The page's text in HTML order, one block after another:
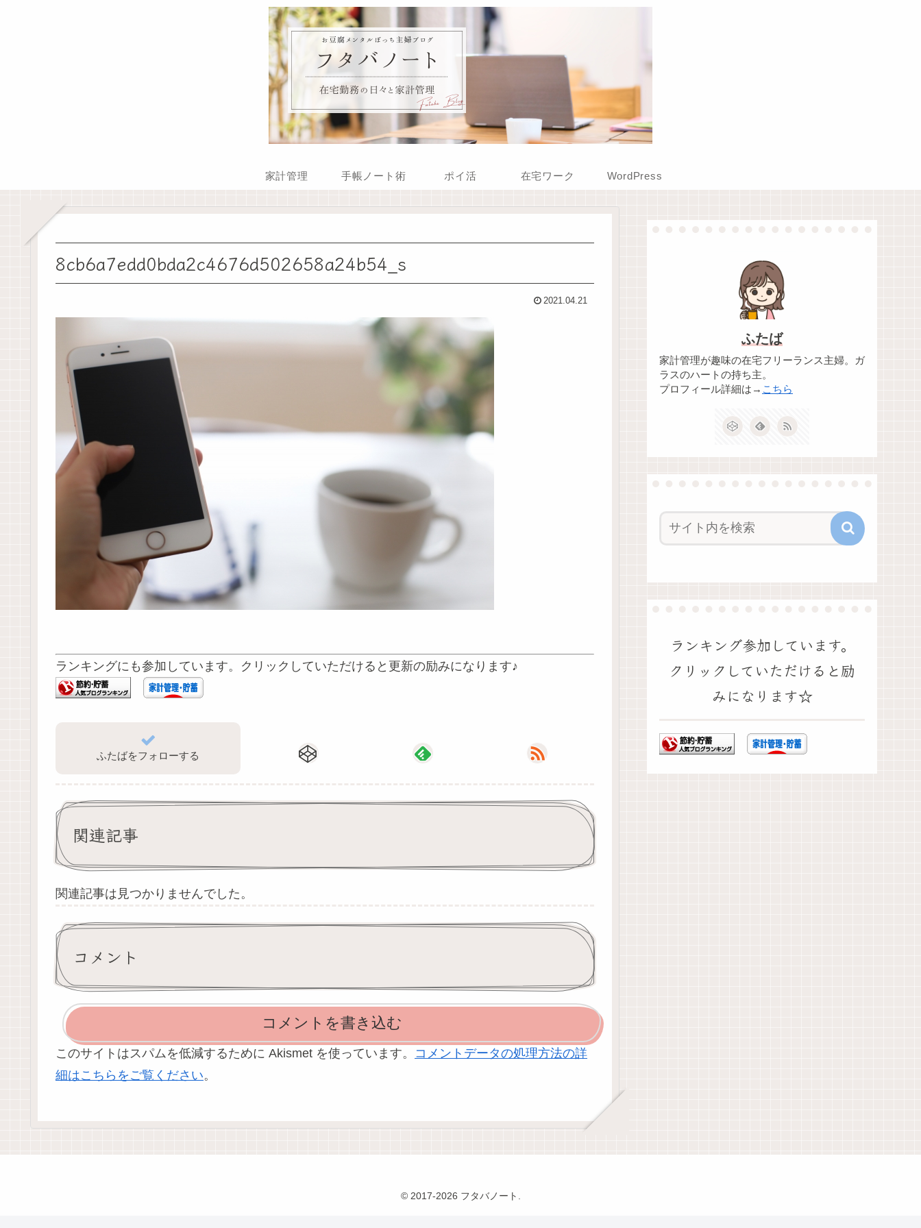
家計管理 手帳ノート術 ポイ活 在宅ワーク WordPress
8cb6a7edd0bda2c4676d502658a24b54_s
2021.04.21
ランキングにも参加しています。クリックしていただけると更新の励みになります♪
ふたばをフォローする
関連記事
関連記事は見つかりませんでした。
コメント
コメントを書き込む
このサイトはスパムを低減するために Akismet を使っています。 コメントデータの処理方法の詳
細はこちらをご覧ください。
ふたば
家計管理が趣味の在宅フリーランス主婦。ガ
ラスのハートの持ち主。
プロフィール詳細は→ こちら
ランキング参加しています。
クリックしていただけると励
みになります☆
© 2017-2026 フタバノート.